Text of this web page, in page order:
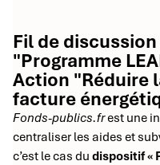
Fil de
"Programme
Action "Réduire
facture
Fonds-publics.frest une
centraliser les aides et
c’est le cas du dispositif «